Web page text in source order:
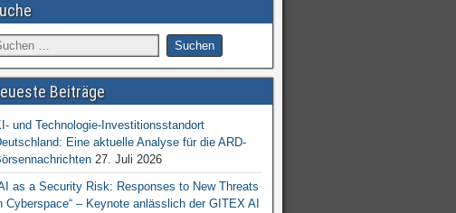
Beiträge
und Technologie-Investitionsstandort
Eine aktuelle Analyse für die ARD-
27. Juli 2026
as a Security Risk: Responses to New Threats
Cyberspace“ – Keynote anlässlich der GITEX AI